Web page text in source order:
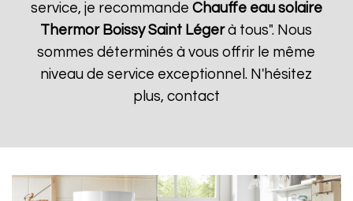
service, je recommande Chauffe eau solaire
Thermor Boissy Saint Légerà tous". Nous
sommes déterminés à vous offrir le même
niveau de service exceptionnel. N'hésitez
plus, contact